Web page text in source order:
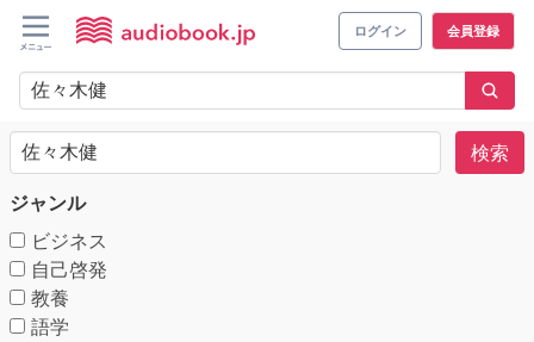
ログイン 会員登録
検索
ジャンル
ビジネス
自己啓発
教養
語学